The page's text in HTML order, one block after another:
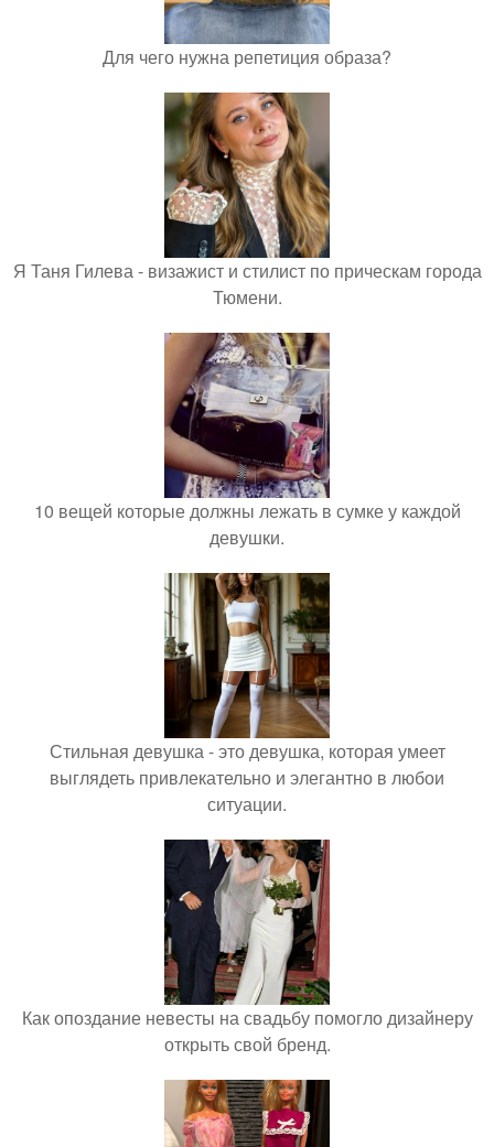
Для чего нужна репетиция образа?
Я Таня Гилева - визажист и стилист по прическам города
Тюмени.
10 вещей которые должны лежать в сумке у каждой
девушки.
Стильная девушка - это девушка, которая умеет
выглядеть привлекательно и элегантно в любои
ситуации.
Как опоздание невесты на свадьбу помогло дизайнеру
открыть свой бренд.